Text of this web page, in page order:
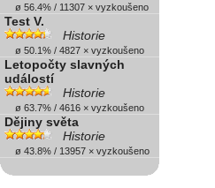
ø 56.4% / 11307 × vyzkoušeno
Test V.
Historie
ø 50.1% / 4827 × vyzkoušeno
Letopočty slavných
událostí
Historie
ø 63.7% / 4616 × vyzkoušeno
Dějiny světa
Historie
ø 43.8% / 13957 × vyzkoušeno